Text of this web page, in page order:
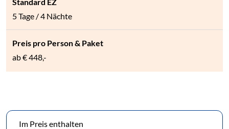
5 Tage / 4 Nächte
ab€ 448,-
Im Preis enthalten